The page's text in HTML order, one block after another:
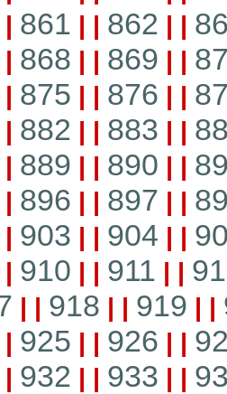
| 861 | | 862 | |
| 868 | | 869 | |
| 875 | | 876 | |
| 882 | | 883 | |
| 889 | | 890 | |
| 896 | | 897 | |
| 903 | | 904 | |
| 910 | | 911 | |
| | 918 | | 919 | |
| 925 | | 926 | |
| 932 | | 933 | |